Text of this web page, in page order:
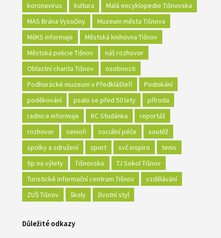
koronavirus
kultura
Malá encyklopedie Tišnovska
MAS Brána Vysočiny
Muzeum města Tišnova
MěKS informuje
Městská knihovna Tišnov
Městská policie Tišnov
náš rozhovor
Oblastní charita Tišnov
osobnosti
Podhorácké muzeum v Předklášteří
Podnikání
poděkování
psalo se před 50 lety
příroda
radnice informuje
RC Studánka
reportáž
rozhovor
senioři sociální péče
soutěž
spolky a sdružení
sport svč inspiro
tenis
tip na výlety
Tišnovsko
TJ Sokol Tišnov
Turistické informační centrum Tišnov
vzdělávání
ZUŠ Tišnov
školy životní styl
Důležité odkazy